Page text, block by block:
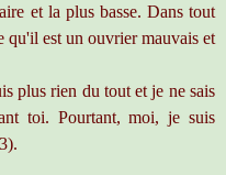
et la plus basse. Dans tout
qu'il est un ouvrier mauvais et
plus rien du tout et je ne sais
toi. Pourtant, moi, je suis